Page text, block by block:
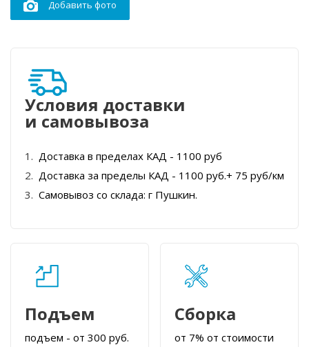
Добавить фото
Условия доставки
и самовывоза
Доставка в пределах КАД - 1100 руб
Доставка за пределы КАД - 1100 руб.+ 75 руб/км
Самовывоз со склада: г Пушкин.
Подъем
подъем - от 300 руб.
Сборка
от 7% от стоимости